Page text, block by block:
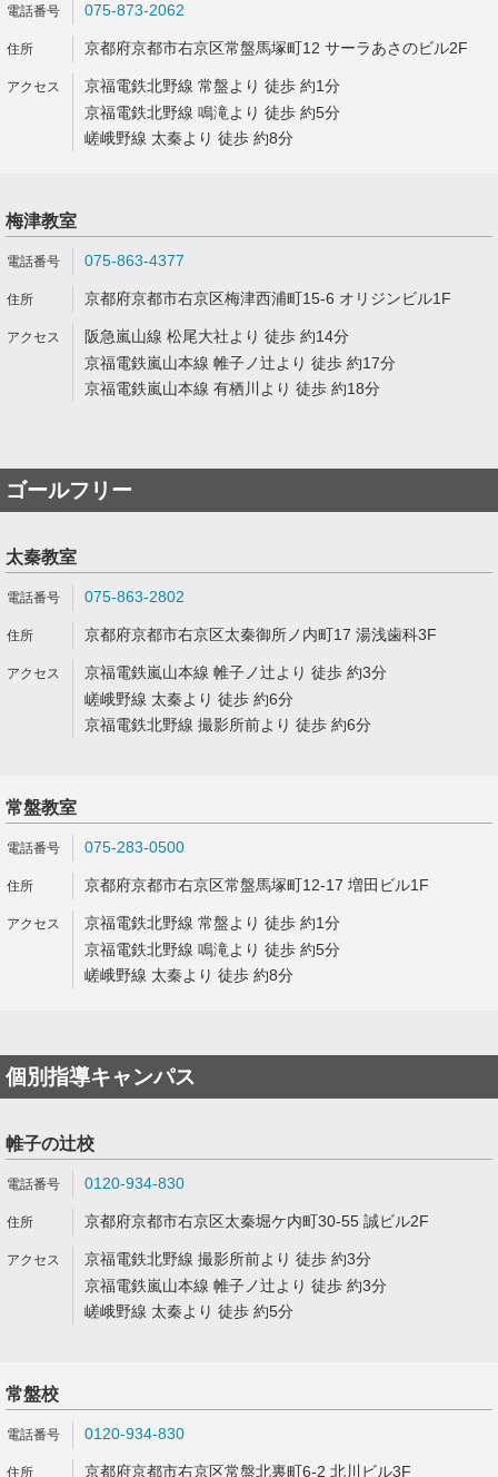
075-873-2062
京都府京都市右京区常盤馬塚町12 サーラあさのビル2F
京福電鉄北野線 常盤より 徒歩 約1分
京福電鉄北野線 鳴滝より 徒歩 約5分
嵯峨野線 太秦より 徒歩 約8分
梅津教室
075-863-4377
京都府京都市右京区梅津西浦町15-6 オリジンビル1F
阪急嵐山線 松尾大社より 徒歩 約14分
京福電鉄嵐山本線 帷子ノ辻より 徒歩 約17分
京福電鉄嵐山本線 有栖川より 徒歩 約18分
ゴールフリー
太秦教室
075-863-2802
京都府京都市右京区太秦御所ノ内町17 湯浅歯科3F
京福電鉄嵐山本線 帷子ノ辻より 徒歩 約3分
嵯峨野線 太秦より 徒歩 約6分
京福電鉄北野線 撮影所前より 徒歩 約6分
常盤教室
075-283-0500
京都府京都市右京区常盤馬塚町12-17 増田ビル1F
京福電鉄北野線 常盤より 徒歩 約1分
京福電鉄北野線 鳴滝より 徒歩 約5分
嵯峨野線 太秦より 徒歩 約8分
個別指導キャンパス
帷子の辻校
0120-934-830
京都府京都市右京区太秦堀ケ内町30-55 誠ビル2F
京福電鉄北野線 撮影所前より 徒歩 約3分
京福電鉄嵐山本線 帷子ノ辻より 徒歩 約3分
嵯峨野線 太秦より 徒歩 約5分
常盤校
0120-934-830
京都府京都市右京区常盤北裏町6-2 北川ビル3F